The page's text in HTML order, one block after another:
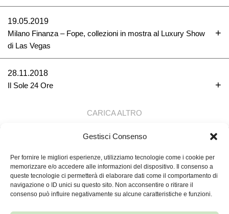
Gestisci Consenso
Per fornire le migliori esperienze, utilizziamo tecnologie come i cookie per
memorizzare e/o accedere alle informazioni del dispositivo. Il consenso a
queste tecnologie ci permetterà di elaborare dati come il comportamento di
navigazione o ID unici su questo sito. Non acconsentire o ritirare il
consenso può influire negativamente su alcune caratteristiche e funzioni.
19.05.2019
Milano Finanza – Fope, collezioni in mostra al Luxury Show
di Las Vegas
28.11.2018
Il Sole 24 Ore
CARICA ALTRO
TORNA SU ↑
FOPE S.P.A.
FOPE.PEC@LEGALMAIL.IT
+039 0444 286911